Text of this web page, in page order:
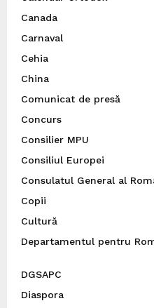
Canada
Carnaval
Cehia
China
Comunicat de presă
Concurs
Consilier MPU
Consiliul Europei
Consulatul General al
Copii
Cultură
Departamentul pentru
DGSAPC
Diaspora